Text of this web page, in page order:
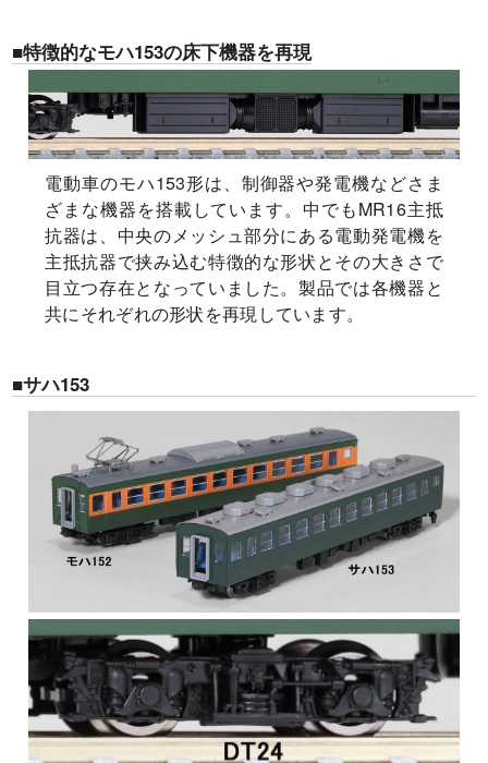
■特徴的なモハ153の床下機器を再現
電動車のモハ153形は、制御器や発電機などさま
ざまな機器を搭載しています。中でもMR16主抵
抗器は、中央のメッシュ部分にある電動発電機を
主抵抗器で挟み込む特徴的な形状とその大きさで
目立つ存在となっていました。製品では各機器と
共にそれぞれの形状を再現しています。
■サハ153